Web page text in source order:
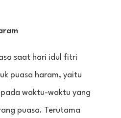
saat hari idul fitri
puasa haram, yaitu
waktu-waktu yang
puasa. Terutama